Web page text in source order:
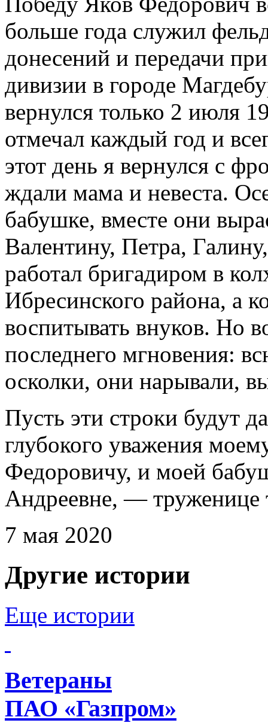
больше года служил
донесений и передачи
дивизии в городе
вернулся только 2 июля
отмечал каждый год и
этот день я вернулся с
ждали мама и невеста.
бабушке, вместе они
Валентину, Петра,
работал бригадиром в
Ибресинского района, а
воспитывать внуков. Но
последнего мгновения:
осколки, они нарывали,
Пусть эти строки будут
глубокого уважения
Федоровичу, и моей
Андреевне, — труженице
7 мая 2020
Другие истории
Еще истории
Ветераны
ПАО «Газпром»